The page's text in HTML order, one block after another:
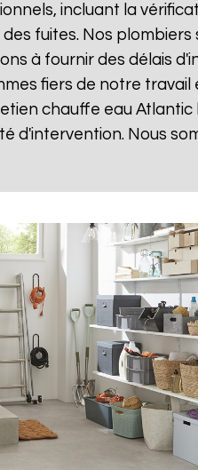
incluant la
fuites. Nos
à fournir des délais
fiers de notre
chauffe eau Atlantic
d'intervention. Nous